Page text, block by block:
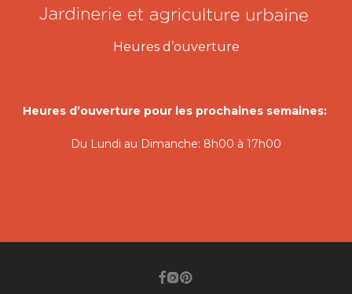
Heures d’ouverture
Heures d’ouverture pour les prochaines semaines:
Du Lundi au Dimanche: 8h00 à 17h00